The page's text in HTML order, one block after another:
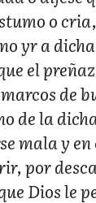
o
yr a
el
de
de la
mala y
por
Dios le